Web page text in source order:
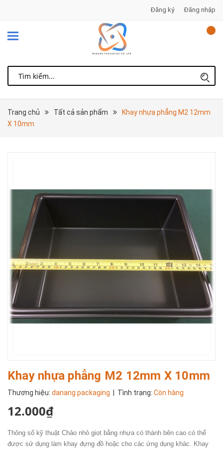
Đăng ký Đăng nhập
Trang chủ Tất cả sản phẩm
Khay nhựa phẳng M2 12mm
X 10mm
Khay nhựa phẳng M2 12mm X 10mm
Thương hiệu: danang packaging | Tình trạng: Còn hàng
12.000₫
Thông số kỹ thuật Chảo nhỏ giọt bằng nhựa có thành bên cao có thể
được sử dụng làm khay đựng đồ hoặc cho các ứng dụng khác. Khay